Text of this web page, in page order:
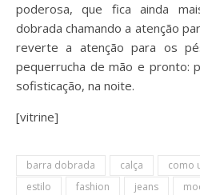
poderosa, que fica ainda
dobrada chamando a atenção
reverte a atenção para os
pequerrucha de mão e pronto:
sofisticação, na noite.
[vitrine]
barra dobrada calça como
estilo
fashion jeans